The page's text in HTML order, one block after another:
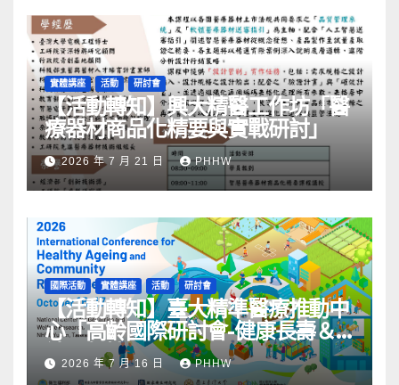
實體講座 活動 研討會
【活動轉知】興大精醫工作坊「醫
療器材商品化精要與實戰研討」
2026 年 7 月 21 日 PHHW
國際活動 實體講座 活動 研討會
【活動轉知】臺大精準醫療推動中
心「高齡國際研討會-健康長壽＆
社區韌性」
2026 年 7 月 16 日 PHHW